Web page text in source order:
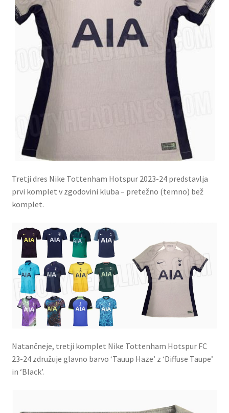
Tretji dres Nike Tottenham Hotspur 2023-24 predstavlja
prvi komplet v zgodovini kluba – pretežno (temno) bež
komplet.
Natančneje, tretji komplet Nike Tottenham Hotspur FC
23-24 združuje glavno barvo ‘Tauup Haze’ z ‘Diffuse Taupe’
in ‘Black’.